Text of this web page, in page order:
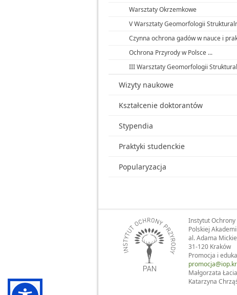
Warsztaty Okrzemkowe
V Warsztaty Geomorfologii
Czynna ochrona gadów w nauce i
Ochrona Przyrody w Polsce ...
III Warsztaty Geomorfologii
Wizyty naukowe
Kształcenie doktorantów
Stypendia
Praktyki studenckie
Popularyzacja
Instytut Ochrony
Polskiej
al. Adama
31-120 Kraków
Promocja i
Małgorzata
Katarzyna